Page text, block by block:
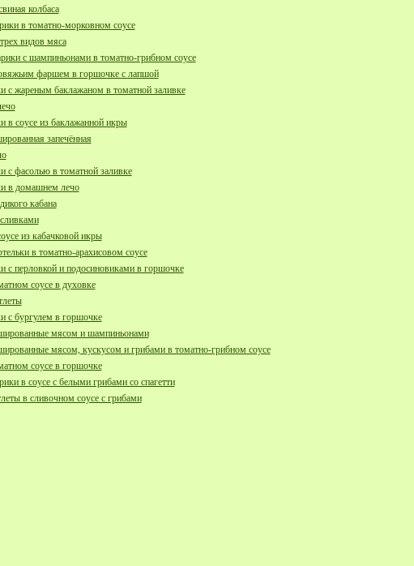
колбаса
в томатно-морковном соусе
видов мяса
с шампиньонами в томатно-грибном соусе
фаршем в горшочке с лапшой
с жареным баклажаном в томатной заливке
в соусе из баклажанной икры
запечённая
с фасолью в томатной заливке
в домашнем лечо
кабана
из кабачковой икры
в томатно-арахисовом соусе
с перловкой и подосиновиками в горшочке
соусе в духовке
с бургулем в горшочке
мясом и шампиньонами
мясом, кускусом и грибами в томатно-грибном соусе
соусе в горшочке
в соусе с белыми грибами со спагетти
в сливочном соусе с грибами